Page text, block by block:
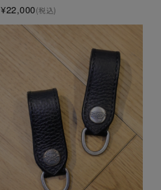
¥22,000(税込)